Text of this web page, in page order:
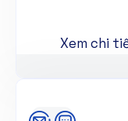
Xem chi